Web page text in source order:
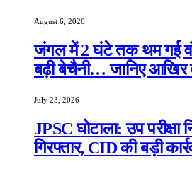
August 6, 2026
जंगल में 2 घंटे तक थम गई वंदे
बढ़ी बेचैनी… जानिए आखिर
July 23, 2026
JPSC घोटाला: उप
गिरफ्तार, CID की बड़ी